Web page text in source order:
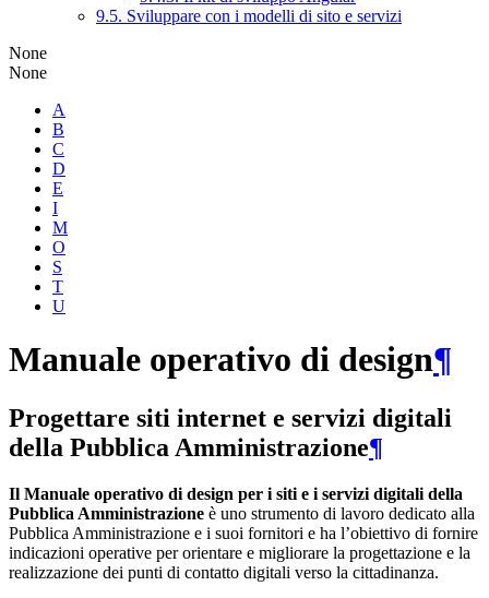
9.5. Sviluppare con i modelli di sito e servizi
None
None
A
B
C
D
E
I
M
O
S
T
U
Manuale operativo di design¶
Progettare siti internet e servizi digitali
della Pubblica Amministrazione¶
Il Manuale operativo di design per i siti e i servizi digitali della
Pubblica Amministrazione è uno strumento di lavoro dedicato alla
Pubblica Amministrazione e i suoi fornitori e ha l’obiettivo di fornire
indicazioni operative per orientare e migliorare la progettazione e la
realizzazione dei punti di contatto digitali verso la cittadinanza.